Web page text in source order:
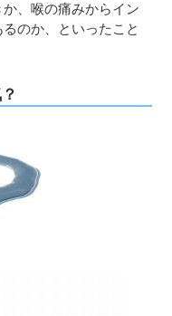
、喉の痛みからイン
のか、といったこと